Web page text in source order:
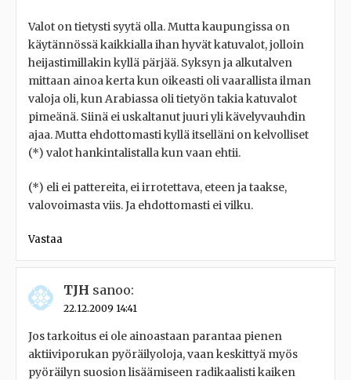
Valot on tietysti syytä olla. Mutta kaupungissa on
käytännössä kaikkialla ihan hyvät katuvalot, jolloin
heijastimillakin kyllä pärjää. Syksyn ja alkutalven
mittaan ainoa kerta kun oikeasti oli vaarallista ilman
valoja oli, kun Arabiassa oli tietyön takia katuvalot
pimeänä. Siinä ei uskaltanut juuri yli kävelyvauhdin
ajaa. Mutta ehdottomasti kyllä itselläni on kelvolliset
(*) valot hankintalistalla kun vaan ehtii.
(*) eli ei pattereita, ei irrotettava, eteen ja taakse,
valovoimasta viis. Ja ehdottomasti ei vilku.
Vastaa
TJH sanoo:
22.12.2009 14:41
Jos tarkoitus ei ole ainoastaan parantaa pienen
aktiiviporukan pyöräilyoloja, vaan keskittyä myös
pyöräilyn suosion lisäämiseen radikaalisti kaiken